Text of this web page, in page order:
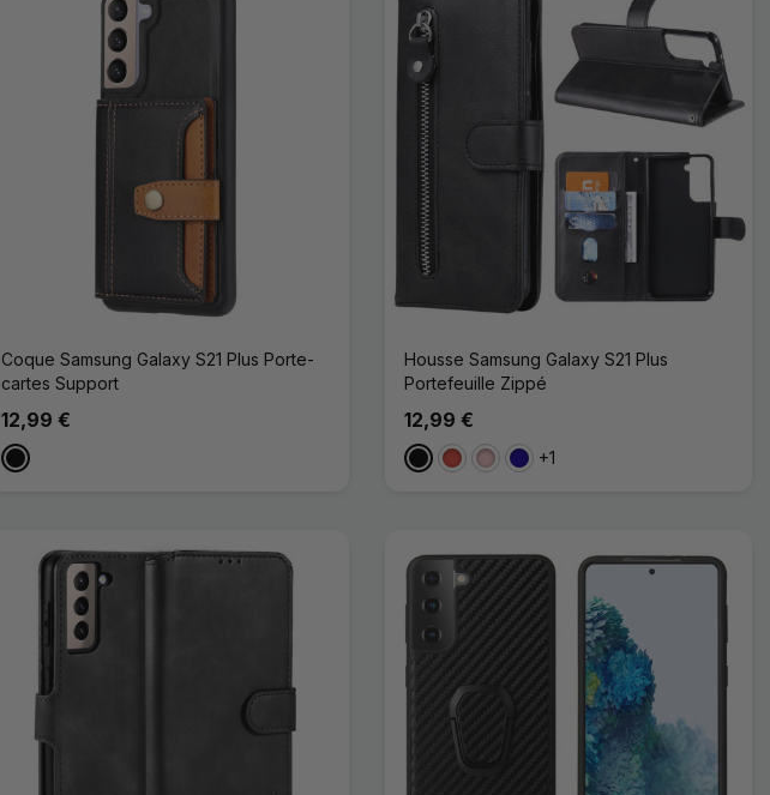
Coque Samsung Galaxy S21 Plus Porte-
cartes Support
12,99 €
Noir
Housse Samsung Galaxy S21 Plus
Portefeuille Zippé
12,99 €
NoirRougeRoseBleu Foncé
+1